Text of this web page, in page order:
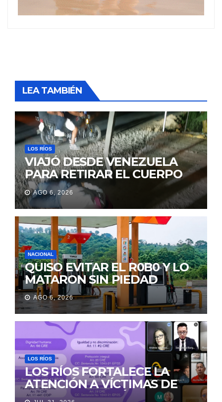
LEA TAMBIÉN
LOS RÍOS
VIAJÓ DESDE VENEZUELA
PARA RETIRAR EL CUERPO
DE SU MARIDO QUE
PERMANECIÓ SEIS DÍAS EN
LA MORGUE
AGO 6, 2026
NACIONAL
QUISO EVITAR EL R0B0 Y LO
MATARON SIN PIEDAD
AGO 6, 2026
LOS RÍOS
LOS RÍOS FORTALECE LA
ATENCIÓN A VÍCTIMAS DE
VIOLENCIA DE GÉNERO